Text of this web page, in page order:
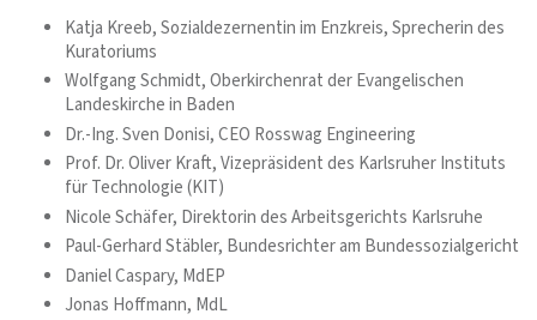
Katja Kreeb, Sozialdezernentin im Enzkreis, Sprecherin des
Kuratoriums
Wolfgang Schmidt, Oberkirchenrat der Evangelischen
Landeskirche in Baden
Dr.-Ing. Sven Donisi, CEO Rosswag Engineering
Prof. Dr. Oliver Kraft, Vizepräsident des Karlsruher Instituts
für Technologie (KIT)
Nicole Schäfer, Direktorin des Arbeitsgerichts Karlsruhe
Paul-Gerhard Stäbler, Bundesrichter am Bundessozialgericht
Daniel Caspary, MdEP
Jonas Hoffmann, MdL